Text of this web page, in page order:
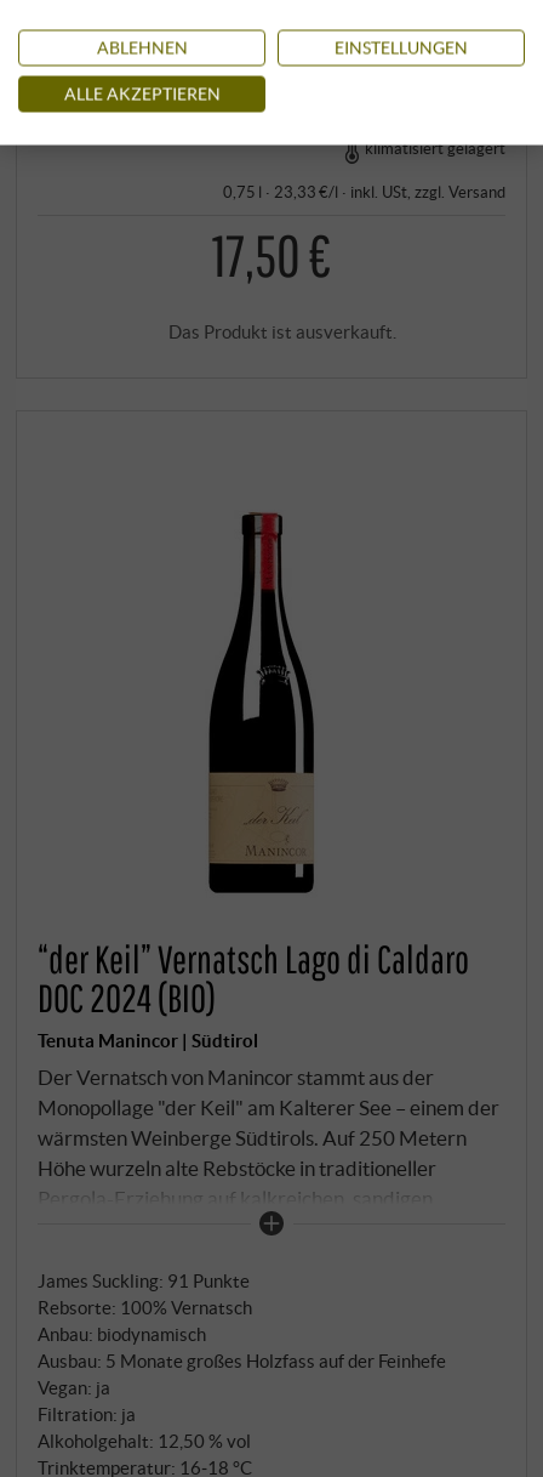
MEHR ERFAHREN
klimatisiert gelagert
0,75 l · 23,33 €/l · inkl. USt, zzgl. Versand
17,50 €
Das Produkt ist ausverkauft.
“der Keil” Vernatsch Lago di Caldaro
DOC 2024 (BIO)
Tenuta Manincor | Südtirol
Der Vernatsch von Manincor stammt aus der
Monopollage "der Keil" am Kalterer See – einem der
wärmsten Weinberge Südtirols. Auf 250 Metern
Höhe wurzeln alte Rebstöcke in traditioneller
Pergola-Erziehung auf kalkreichen, sandigen
Lehmböden. Die Südausrichtung mit direktem
Reifebedingungen. Nach feuchtem Frühjahr 2024
und heißem Sommer brachte der goldene Herbst
physiologisch ausgereifte Trauben mit moderatem
Alkohol und kühlem Charakter. Mitte September
erfolgte die Handlese bei idealem Reifegrad und
einem Ertrag von 60 Hektolitern pro Hektar. Die
entrappten Beeren vergären spontan mit wilden
James Suckling: 91 Punkte
Rebsorte: 100% Vernatsch
Anbau: biodynamisch
Ausbau: 5 Monate großes Holzfass auf der Feinhefe
Vegan: ja
Filtration: ja
Alkoholgehalt: 12,50 % vol
Trinktemperatur: 16‑18 °C
ABLEHNEN EINSTELLUNGEN
ALLE AKZEPTIEREN